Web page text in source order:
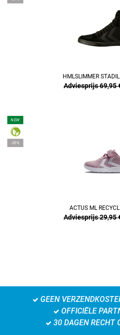
HMLSLIMMER
Adviesprijs 69,95
NEW
-20%
ACTUS ML
Adviesprijs 29,95
GEEN
OFFICIËLE
30 DAGEN RECHT